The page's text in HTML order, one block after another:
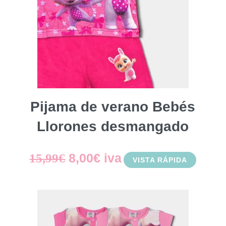
Pijama de verano Bebés
Llorones desmangado
15,99€ El
era:
8,00€El
es:
iva VISTA RÁPIDA